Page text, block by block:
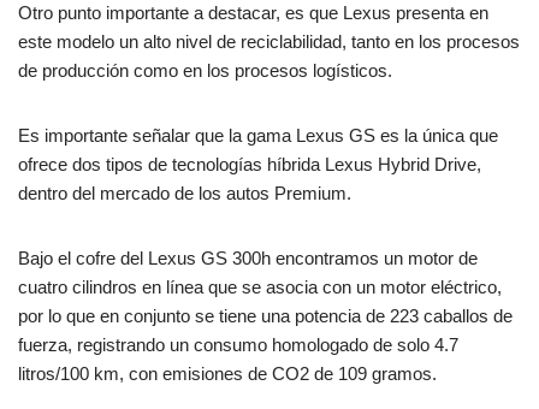
Otro punto importante a destacar, es que Lexus presenta en
este modelo un alto nivel de reciclabilidad, tanto en los procesos
de producción como en los procesos logísticos.
Es importante señalar que la gama Lexus GS es la única que
ofrece dos tipos de tecnologías híbrida Lexus Hybrid Drive,
dentro del mercado de los autos Premium.
Bajo el cofre del Lexus GS 300h encontramos un motor de
cuatro cilindros en línea que se asocia con un motor eléctrico,
por lo que en conjunto se tiene una potencia de 223 caballos de
fuerza, registrando un consumo homologado de solo 4.7
litros/100 km, con emisiones de CO2 de 109 gramos.